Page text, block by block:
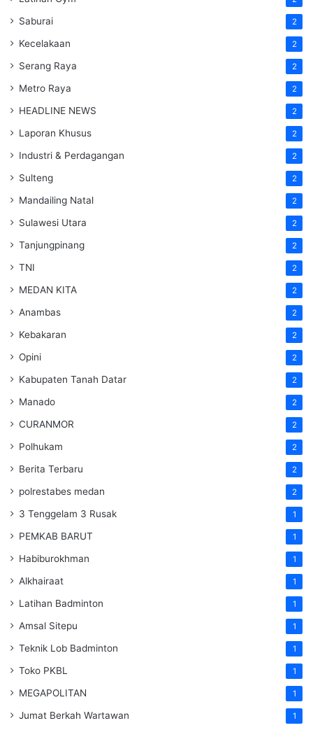
Saburai 2
Kecelakaan 2
Serang Raya 2
Metro Raya 2
HEADLINE NEWS 2
Laporan Khusus 2
Industri & Perdagangan 2
Sulteng 2
Mandailing Natal 2
Sulawesi Utara 2
Tanjungpinang 2
TNI 2
MEDAN KITA 2
Anambas 2
Kebakaran 2
Opini 2
Kabupaten Tanah Datar 2
Manado 2
CURANMOR 2
Polhukam 2
Berita Terbaru 2
polrestabes medan 2
3 Tenggelam 3 Rusak 1
PEMKAB BARUT 1
Habiburokhman 1
Alkhairaat 1
Latihan Badminton 1
Amsal Sitepu 1
Teknik Lob Badminton 1
Toko PKBL 1
MEGAPOLITAN 1
Jumat Berkah Wartawan 1